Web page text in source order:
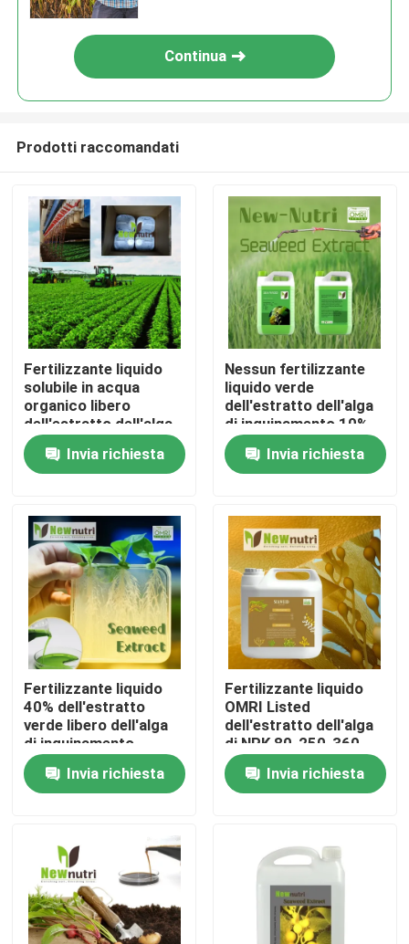
Casa
Chi siamo
Contatti
Prodotti
Fertilizzante organico di acido umico
Fertilizzante organico dell'aminoacido
Fertilizzante organico dell'azoto
Fertilizzante della polvere dell'estratto dell'alga
Polvere acida fulvica
Continua
Prodotti raccomandati
Fertilizzante liquido
solubile in acqua
organico libero
dell'estratto dell'alga
dell'azoto
Invia richiesta
Nessun fertilizzante
liquido verde
dell'estratto dell'alga
di inquinamento 10%
Invia richiesta
Fertilizzante liquido
40% dell'estratto
verde libero dell'alga
di inquinamento
Invia richiesta
Fertilizzante liquido
OMRI Listed
dell'estratto dell'alga
di NPK 80-250-360
Invia richiesta